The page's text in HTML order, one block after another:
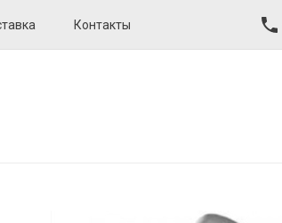
Контакты